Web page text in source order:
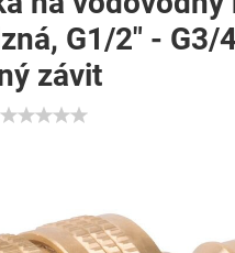
G1/2" - G3/
závit